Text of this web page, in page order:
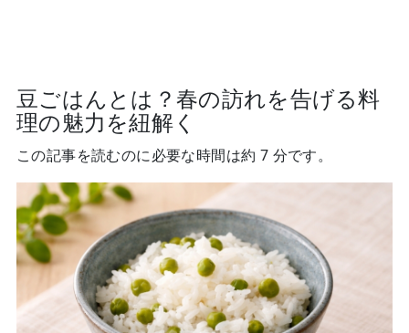
豆ごはんとは？春の訪れを告げる料
理の魅力を紐解く
この記事を読むのに必要な時間は約 7 分です。